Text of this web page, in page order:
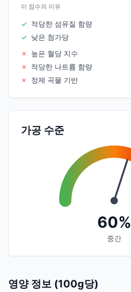
이 점수의 이유
✓ 적당한 섬유질 함량
✓ 낮은 첨가당
✗
높은 혈당 지수
✗
적당한 나트륨 함량
✗
정제 곡물 기반
가공 수준
60%
중간
영양 정보 (100g당)